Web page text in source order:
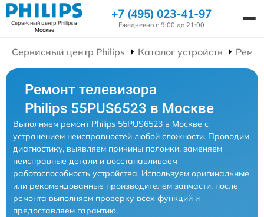
Сервисный центр Philipsв
Москве
+7 (495) 023-41-97
Ежедневно с 9:00 до 21:00
Сервисный центр Philips Каталог устройств
Ремонт телевизора
Philips 55PUS6523 в Москве
Выполняем ремонт Philips 55PUS6523 в Москве с
устранением неисправностей любой сложности. Проводим
диагностику, выявляем причины поломки, заменяем
неисправные детали и восстанавливаем
работоспособность устройства. Используем оригинальные
или рекомендованные производителем запчасти, после
ремонта выполняем проверку всех функций и
предоставляем гарантию.